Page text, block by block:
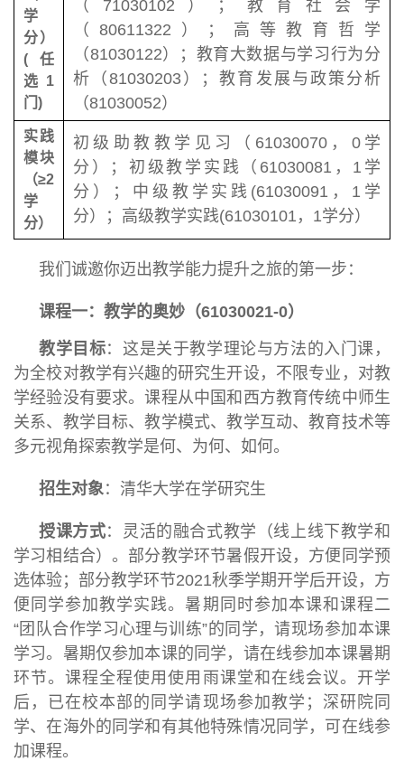
学
分）
( 任
选 1
门 )
（71030102）；教育社会学
（80611322）；高等教育哲学
（81030122）；教育大数据与学习行为分
析（81030203）；教育发展与政策分析
（81030052）
实践
模块
（≥2
学
分）
初级助教教学见习（61030070，0学
分）；初级教学实践（61030081，1学
分）；中级教学实践(61030091，1学
分）；高级教学实践(61030101，1学分）
我们诚邀你迈出教学能力提升之旅的第一步：
课程一：教学的奥妙（61030021-0）
教学目标：这是关于教学理论与方法的入门课，
为全校对教学有兴趣的研究生开设，不限专业，对教
学经验没有要求。课程从中国和西方教育传统中师生
关系、教学目标、教学模式、教学互动、教育技术等
多元视角探索教学是何、为何、如何。
招生对象：清华大学在学研究生
授课方式：灵活的融合式教学（线上线下教学和
学习相结合）。部分教学环节暑假开设，方便同学预
选体验；部分教学环节2021秋季学期开学后开设，方
便同学参加教学实践。暑期同时参加本课和课程二
“团队合作学习心理与训练”的同学，请现场参加本课
学习。暑期仅参加本课的同学，请在线参加本课暑期
环节。课程全程使用使用雨课堂和在线会议。开学
后，已在校本部的同学请现场参加教学；深研院同
学、在海外的同学和有其他特殊情况同学，可在线参
加课程。